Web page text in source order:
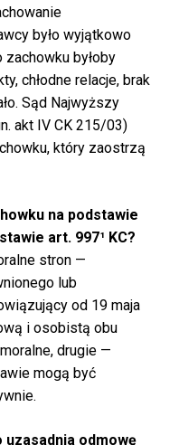
było wyjątkowo
zachowku byłoby
chłodne relacje, brak
Sąd Najwyższy
akt IV CK 215/03)
który zaostrzą
na podstawie
art. 997¹ KC?
stron —
lub
od 19 maja
i osobistą obu
drugie —
mogą być
uzasadnia odmowę